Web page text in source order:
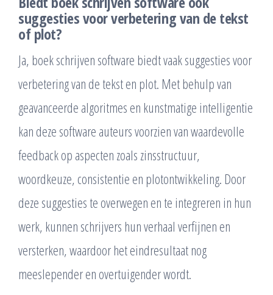
suggesties voor verbetering van de tekst
of plot?
Ja, boek schrijven software biedt vaak suggesties voor
verbetering van de tekst en plot. Met behulp van
geavanceerde algoritmes en kunstmatige intelligentie
kan deze software auteurs voorzien van waardevolle
feedback op aspecten zoals zinsstructuur,
woordkeuze, consistentie en plotontwikkeling. Door
deze suggesties te overwegen en te integreren in hun
werk, kunnen schrijvers hun verhaal verfijnen en
versterken, waardoor het eindresultaat nog
meeslepender en overtuigender wordt.